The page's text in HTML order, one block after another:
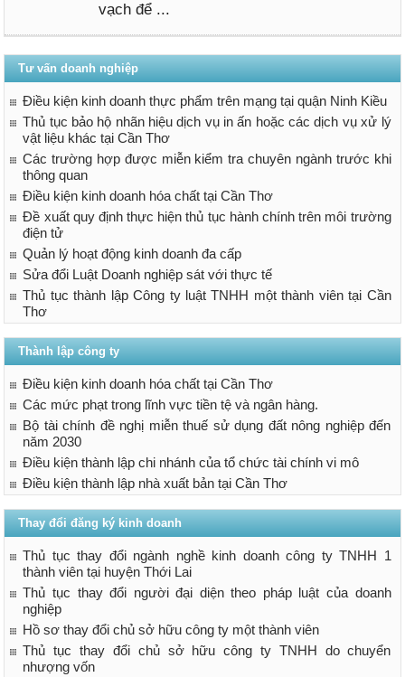
vạch để ...
Tư vấn doanh nghiệp
Điều kiện kinh doanh thực phẩm trên mạng tại quận Ninh Kiều
Thủ tục bảo hộ nhãn hiệu dịch vụ in ấn hoặc các dịch vụ xử lý
vật liệu khác tại Cần Thơ
Các trường hợp được miễn kiểm tra chuyên ngành trước khi
thông quan
Điều kiện kinh doanh hóa chất tại Cần Thơ
Đề xuất quy định thực hiện thủ tục hành chính trên môi trường
điện tử
Quản lý hoạt động kinh doanh đa cấp
Sửa đổi Luật Doanh nghiệp sát với thực tế
Thủ tục thành lập Công ty luật TNHH một thành viên tại Cần
Thơ
Thành lập công ty
Điều kiện kinh doanh hóa chất tại Cần Thơ
Các mức phạt trong lĩnh vực tiền tệ và ngân hàng.
Bộ tài chính đề nghị miễn thuế sử dụng đất nông nghiệp đến
năm 2030
Điều kiện thành lập chi nhánh của tổ chức tài chính vi mô
Điều kiện thành lập nhà xuất bản tại Cần Thơ
Thay đổi đăng ký kinh doanh
Thủ tục thay đổi ngành nghề kinh doanh công ty TNHH 1
thành viên tại huyện Thới Lai
Thủ tục thay đổi người đại diện theo pháp luật của doanh
nghiệp
Hồ sơ thay đổi chủ sở hữu công ty một thành viên
Thủ tục thay đổi chủ sở hữu công ty TNHH do chuyển
nhượng vốn